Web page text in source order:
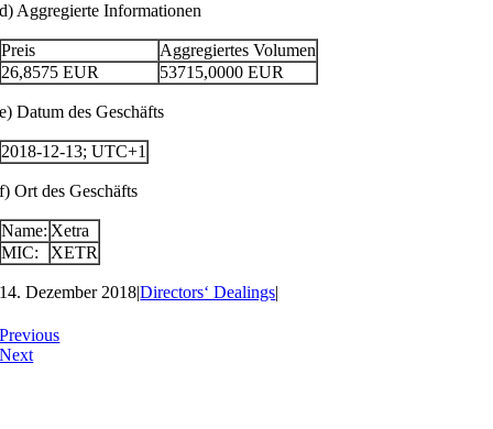
d) Aggregierte Informationen
Preis
Aggregiertes Volumen
26,8575 EUR 53715,0000 EUR
e) Datum des Geschäfts
2018-12-13; UTC+1
f) Ort des Geschäfts
Name: Xetra
MIC:
XETR
14. Dezember 2018|Directors‘ Dealings|
Previous
Next